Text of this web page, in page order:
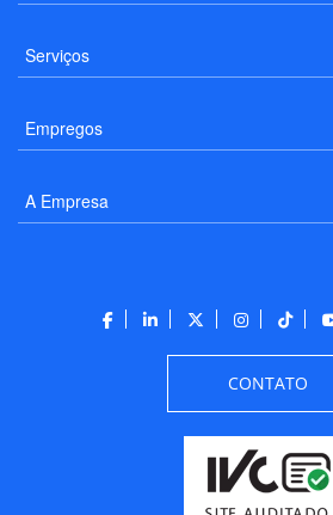
Serviços
Empregos
A Empresa
CONTATO